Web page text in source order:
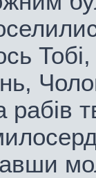
рабів